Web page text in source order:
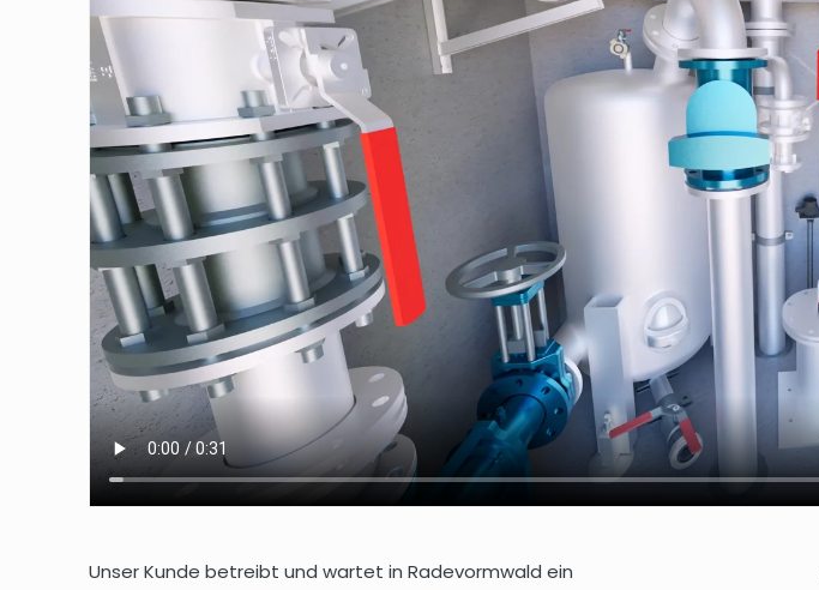
Unser Kunde betreibt und wartet in Radevormwald ein